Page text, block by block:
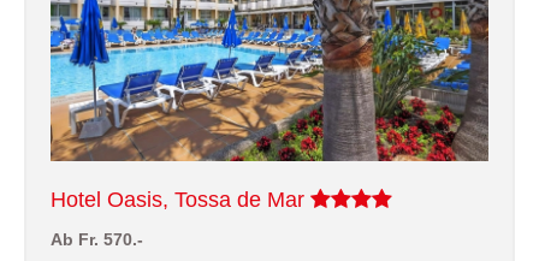
Hotel Oasis, Tossa de Mar
Ab Fr. 570.-